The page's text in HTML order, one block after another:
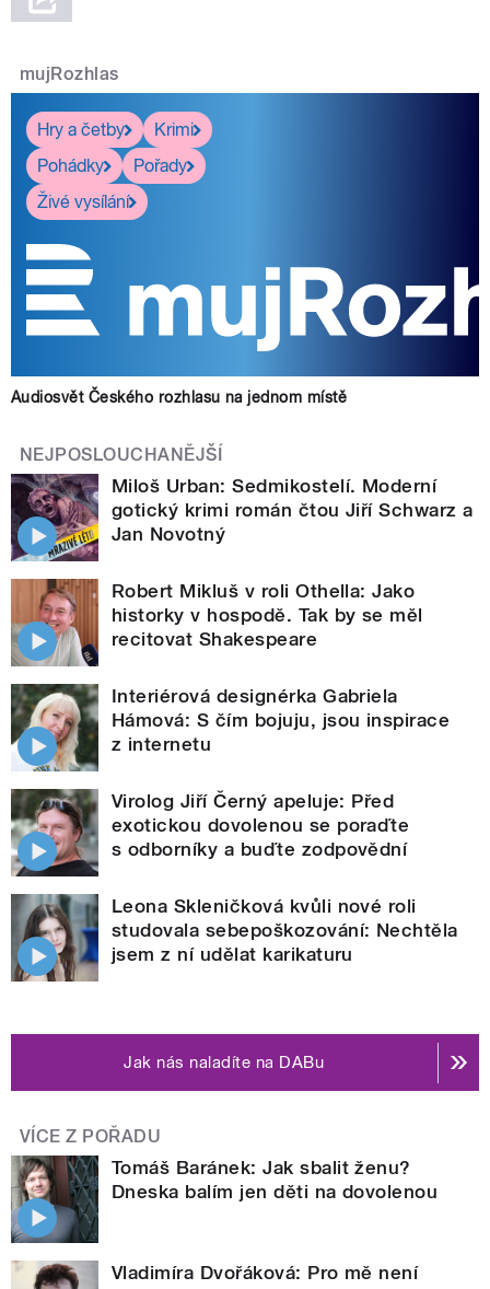
mujRozhlas
Hry a četby
Krimi
Pohádky
Pořady
Živé vysílání
Audiosvět Českého rozhlasu na jednom místě
NEJPOSLOUCHANĚJŠÍ
Miloš Urban: Sedmikostelí. Moderní
gotický krimi román čtou Jiří Schwarz a
Jan Novotný
Robert Mikluš v roli Othella: Jako
historky v hospodě. Tak by se měl
recitovat Shakespeare
Interiérová designérka Gabriela
Hámová: S čím bojuju, jsou inspirace
z internetu
Virolog Jiří Černý apeluje: Před
exotickou dovolenou se poraďte
s odborníky a buďte zodpovědní
Leona Skleničková kvůli nové roli
studovala sebepoškozování: Nechtěla
jsem z ní udělat karikaturu
Jak nás naladíte na DABu
VÍCE Z POŘADU
Tomáš Baránek: Jak sbalit ženu?
Dneska balím jen děti na dovolenou
Vladimíra Dvořáková: Pro mě není